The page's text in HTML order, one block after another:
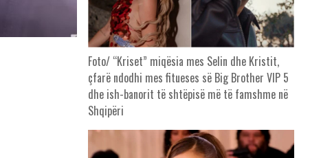
Foto/ “Kriset” miqësia mes Selin dhe Kristit,
çfarë ndodhi mes fitueses së Big Brother VIP 5
dhe ish-banorit të shtëpisë më të famshme në
Shqipëri